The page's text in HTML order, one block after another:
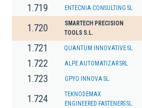
1.719 ENTECNIA CONSULTING SL
1.720
SMARTECH PRECISION
TOOLS S.L.
1.721 QUANTUM INNOVATIVE SL
1.722 ALPE AUTOMATIZAR SRL
1.723 GPYO INNOVA SL.
1.724
TEKNODEMAX
ENGINEERED FASTENERS SL.